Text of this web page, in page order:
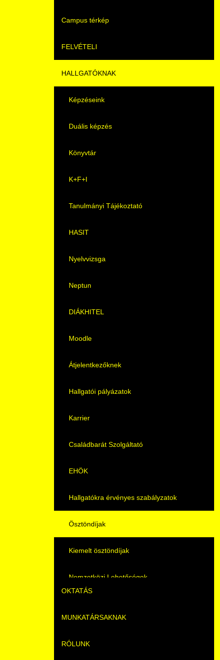
Videók
Álláshirdetések
Campus térkép
FELVÉTELI
Pontozási rendszer szabályai
Felvetteknek
Képzéseink
Duális képzés
Átjelentkezés
Gyakori Kérdések
Pályaorientációs tanácsadás
MTMI Szakok
Sportolóként egyetemista
HALLGATÓKNAK
Képzéseink
Duális képzés
Könyvtár
K+F+I
Tanulmányi Tájékoztató
HASIT
Nyelvvizsga
Neptun
DIÁKHITEL
Moodle
Átjelentkezőknek
Hallgatói pályázatok
Karrier
Családbarát Szolgáltató
EHÖK
Hallgatókra érvényes szabályzatok
Ösztöndíjak
Kiemelt ösztöndíjak
Nemzetközi Lehetőségek
OKTATÁS
Képzéseink
Duális képzés
MUNKATÁRSAKNAK
Képzéseink
RÓLUNK